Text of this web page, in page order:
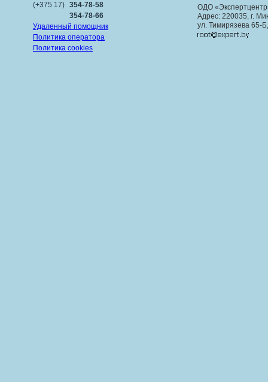
(+375 17) 354-78-58
354-78-66
Удаленный помощник
Политика оператора
Политика cookies
ОДО
Адрес: 220035, г.
ул. Тимирязева 65-